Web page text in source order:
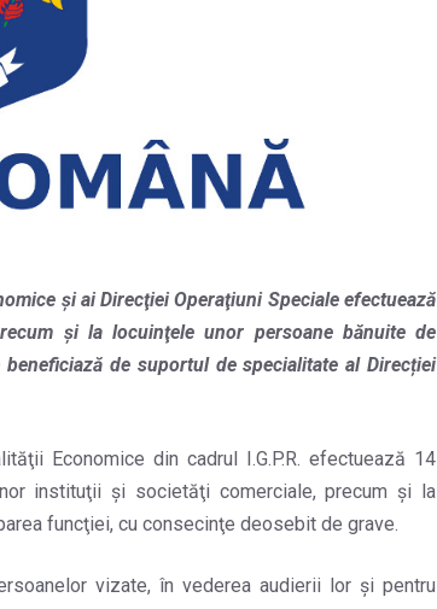
și ai Direcţiei Operaţiuni Speciale efectuează
şi la locuinţele unor persoane bănuite de
de suportul de specialitate al Direcției
Economice din cadrul I.G.P.R. efectuează 14
instituţii şi societăţi comerciale, precum şi la
funcţiei, cu consecinţe deosebit de grave.
vizate, în vederea audierii lor şi pentru